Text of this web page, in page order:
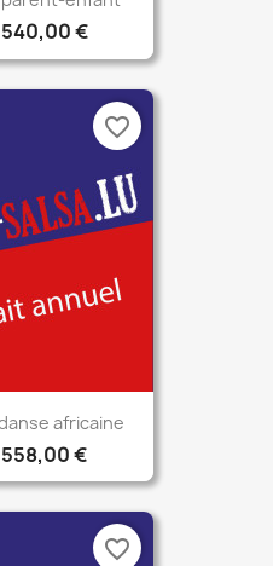
540,00 €
africaine
558,00 €
favorite_border
favorite_border